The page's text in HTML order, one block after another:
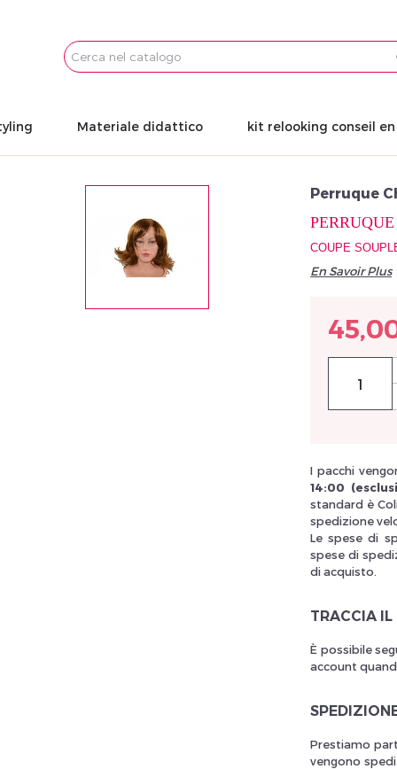
Email
Materiale didattico kit relooking conseil
Perruque
COUPE
En Savoir Plus
I pacchi
14:00
standard è
spedizione
Le spese di
spese di
di acquisto.
TRACCIA IL
È possibile
account
Prestiamo
vengono